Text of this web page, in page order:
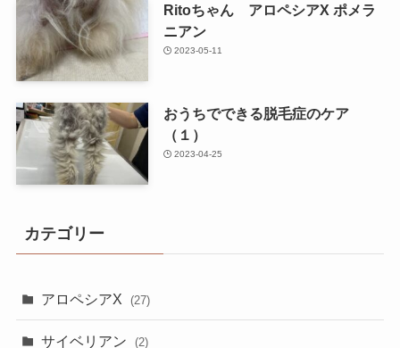
Ritoちゃん アロペシアX ポメラ
ニアン
2023-05-11
おうちでできる脱毛症のケア
（１）
2023-04-25
カテゴリー
アロペシアX (27)
サイベリアン (2)